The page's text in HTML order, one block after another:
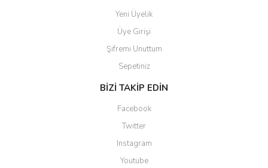
Yeni Üyelik
Üye Girişi
Şifremi Unuttum
Sepetiniz
BİZİ TAKİP EDİN
Facebook
Twitter
Instagram
Youtube